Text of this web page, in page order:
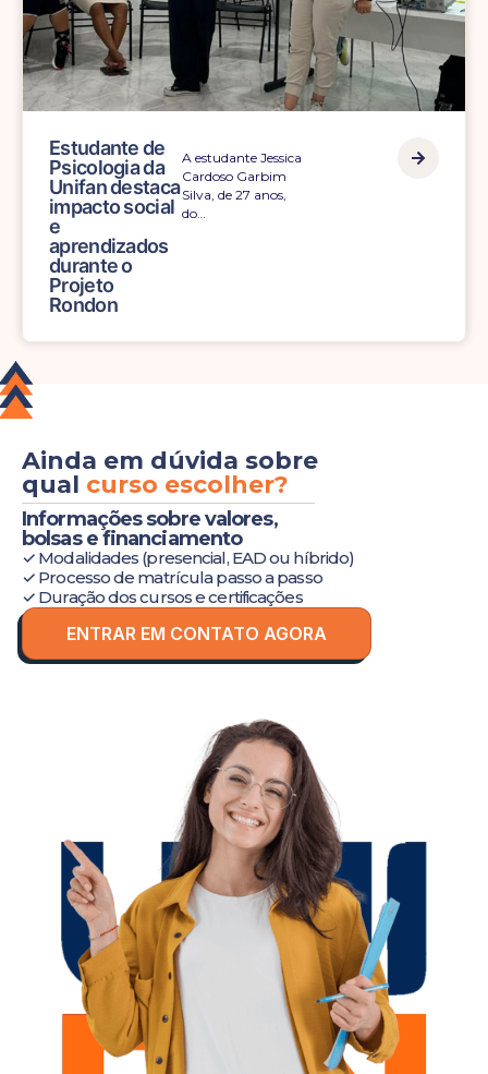
Estudante de
Psicologia da
Unifan destaca
impacto social
e
aprendizados
durante o
Projeto
Rondon
A estudante Jessica
Cardoso Garbim
Silva, de 27 anos,
do…
Ainda em dúvida sobre
qual curso escolher?
Informações sobre valores,
bolsas e financiamento
✓ Modalidades (presencial, EAD ou híbrido)
✓ Processo de matrícula passo a passo
✓ Duração dos cursos e certificações
ENTRAR EM CONTATO AGORA